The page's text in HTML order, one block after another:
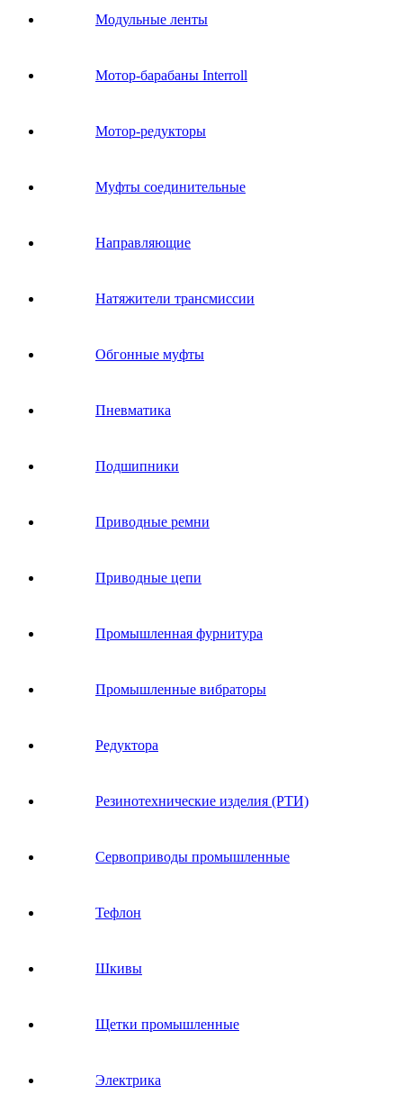
Модульные ленты
Мотор-барабаны Interroll
Мотор-редукторы
Муфты соединительные
Направляющие
Натяжители трансмиссии
Обгонные муфты
Пневматика
Подшипники
Приводные ремни
Приводные цепи
Промышленная фурнитура
Промышленные вибраторы
Редуктора
Резинотехнические изделия (РТИ)
Сервоприводы промышленные
Тефлон
Шкивы
Щетки промышленные
Электрика